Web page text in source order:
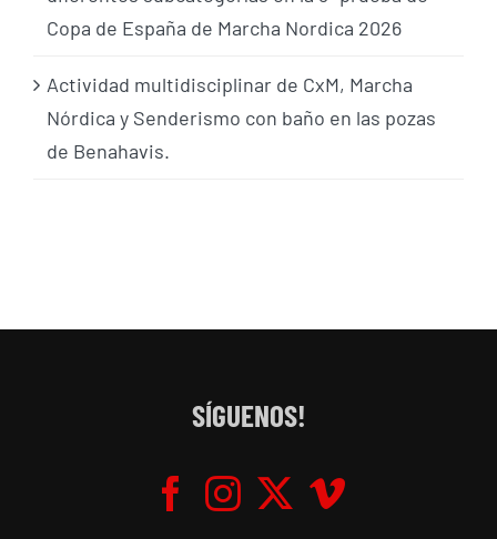
Copa de España de Marcha Nordica 2026
Actividad multidisciplinar de CxM, Marcha
Nórdica y Senderismo con baño en las pozas
de Benahavis.
SÍGUENOS!